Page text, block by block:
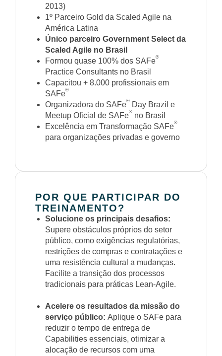
2013)
1º Parceiro Gold da Scaled Agile na
América Latina
Único parceiro Government Select da
Scaled Agile no Brasil
Formou quase 100% dos SAFe®
Practice Consultants no Brasil
Capacitou + 8.000 profissionais em
SAFe®
Organizadora do SAFe® Day Brazil e
Meetup Oficial de SAFe® no Brasil
Excelência em Transformação SAFe®
para organizações privadas e governo
POR QUE PARTICIPAR DO
TREINAMENTO?
Solucione os principais desafios:
Supere obstáculos próprios do setor
público, como exigências regulatórias,
restrições de compras e contratações e
uma resistência cultural a mudanças.
Facilite a transição dos processos
tradicionais para práticas Lean-Agile.
Acelere os resultados da missão do
serviço público: Aplique o SAFe para
reduzir o tempo de entrega de
Capabilities essenciais, otimizar a
alocação de recursos com uma